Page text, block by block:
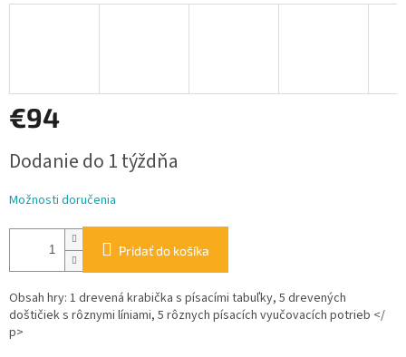
€94
cena:
Dodanie do 1 týždňa
Možnosti doručenia
Pridať do košíka
Obsah hry: 1 drevená krabička s písacími tabuľky, 5 drevených
doštičiek s rôznymi líniami, 5 rôznych písacích vyučovacích potrieb </
p>